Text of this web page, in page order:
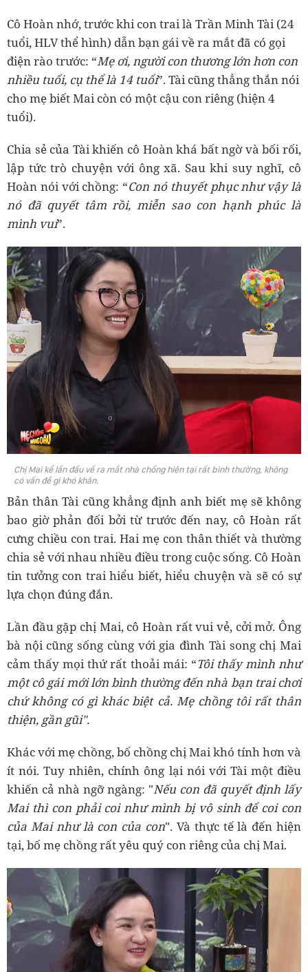
Cô Hoàn nhớ, trước khi con trai là Trần Minh Tài (24
tuổi, HLV thể hình) dẫn bạn gái về ra mắt đã có gọi
điện rào trước: “Mẹ ơi, người con thương lớn hơn con
nhiều tuổi, cụ thể là 14 tuổi”. Tài cũng thẳng thắn nói
cho mẹ biết Mai còn có một cậu con riêng (hiện 4
tuổi).
Chia sẻ của Tài khiến cô Hoàn khá bất ngờ và bối rối,
lập tức trò chuyện với ông xã. Sau khi suy nghĩ, cô
Hoàn nói với chồng: “Con nó thuyết phục như vậy là
nó đã quyết tâm rồi, miễn sao con hạnh phúc là
mình vui”.
Chị Mai kể lần đầu về ra mắt nhà chồng hiện tại rất bình thường, không
có vấn đề gì khó khăn.
Bản thân Tài cũng khẳng định anh biết mẹ sẽ không
bao giờ phản đối bởi từ trước đến nay, cô Hoàn rất
cưng chiều con trai. Hai mẹ con thân thiết và thường
chia sẻ với nhau nhiều điều trong cuộc sống. Cô Hoàn
tin tưởng con trai hiểu biết, hiểu chuyện và sẽ có sự
lựa chọn đúng đắn.
Lần đầu gặp chị Mai, cô Hoàn rất vui vẻ, cởi mở. Ông
bà nội cũng sống cùng với gia đình Tài song chị Mai
cảm thấy mọi thứ rất thoải mái: “Tôi thấy mình như
một cô gái mới lớn bình thường đến nhà bạn trai chơi
chứ không có gì khác biệt cả. Mẹ chồng tôi rất thân
thiện, gần gũi".
Khác với mẹ chồng, bố chồng chị Mai khó tính hơn và
ít nói. Tuy nhiên, chính ông lại nói với Tài một điều
khiến cả nhà ngỡ ngàng: "Nếu con đã quyết định lấy
Mai thì con phải coi như mình bị vô sinh để coi con
của Mai như là con của con". Và thực tế là đến hiện
tại, bố mẹ chồng rất yêu quý con riêng của chị Mai.